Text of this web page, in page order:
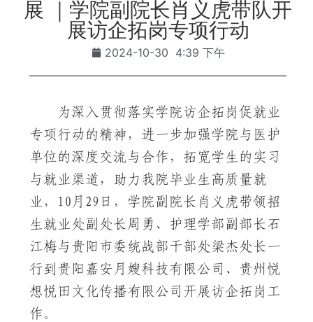
展 ｜学院副院长肖义虎带队开
展访企拓岗专项行动
2024-10-30 4:39 下午
为深入贯彻落实学院访企拓岗促就业
专项行动的精神，进一步加强学院与医护
单位的深度交流与合作，拓宽学生的实习
与就业渠道，助力我院毕业生高质量就
业，10月29日，学院副院长肖义虎带领招
生就业处副处长周勇、护理学部副部长石
江梅与贵阳市委统战部干部处梁杰处长一
行到贵阳嘉安月嫂科技有限公司、贵州悦
想悦田文化传播有限公司开展访企拓岗工
作。